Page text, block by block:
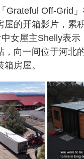
Grateful Off-Grid
屋的开箱影片，累
女屋主Shelly表示
，向一间位于河北
房屋。